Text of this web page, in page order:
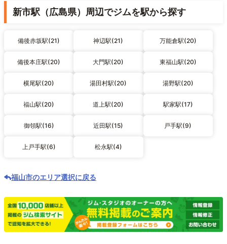
新市駅（広島県）周辺でジムを駅から探す
備後赤坂駅(21) 神辺駅(21) 万能倉駅(20)
備後本庄駅(20) 大門駅(20) 東福山駅(20)
横尾駅(20) 湯田村駅(20) 湯野駅(20)
福山駅(20) 道上駅(20) 駅家駅(17)
御領駅(16) 近田駅(15) 戸手駅(9)
上戸手駅(6) 松永駅(4)
福山市のエリア選択に戻る